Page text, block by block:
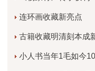
连环画收藏新亮点
古籍收藏明清刻本成
小人书当年1毛如今